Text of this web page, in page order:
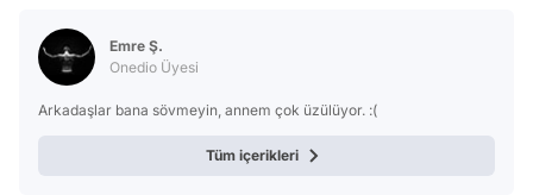
Emre Ş.
Onedio Üyesi
Arkadaşlar bana sövmeyin, annem çok üzülüyor. :(
Tüm içerikleri